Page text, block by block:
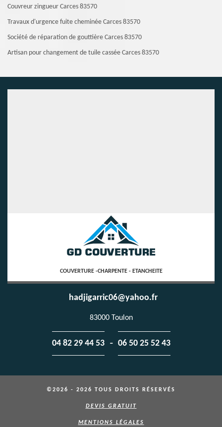
Couvreur zingueur Carces 83570
Travaux d'urgence fuite cheminée Carces 83570
Société de réparation de gouttière Carces 83570
Artisan pour changement de tuile cassée Carces 83570
COUVERTURE -CHARPENTE - ETANCHEITE
hadjigarric06@yahoo.fr
83000 Toulon
04 82 29 44 53 - 06 50 25 52 43
©2026 - 2026 TOUS DROITS RÉSERVÉS
DEVIS GRATUIT
MENTIONS LÉGALES